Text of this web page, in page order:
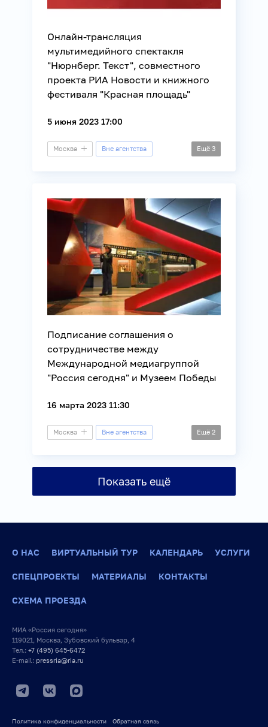
Онлайн-трансляция
мультимедийного спектакля
"Нюрнберг. Текст", совместного
проекта РИА Новости и книжного
фестиваля "Красная площадь"
5 июня 2023 17:00
Москва Вне агентства Ещё 3
Подписание соглашения о
сотрудничестве между
Международной медиагруппой
"Россия сегодня" и Музеем Победы
16 марта 2023 11:30
Москва Вне агентства Ещё 2
Показать ещё
О НАС ВИРТУАЛЬНЫЙ ТУР КАЛЕНДАРЬ УСЛУГИ
СПЕЦПРОЕКТЫ МАТЕРИАЛЫ КОНТАКТЫ
СХЕМА ПРОЕЗДА
МИА «Россия сегодня»
119021, Москва, Зубовский бульвар, 4
Тел.: +7 (495) 645-6472
E-mail: pressria@ria.ru
Политика конфиденциальности Обратная связь